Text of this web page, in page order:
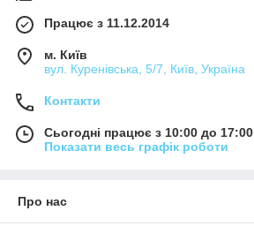
Працює з 11.12.2014
м. Київ
вул. Куренівська, 5/7, Київ, Україна
Контакти
Сьогодні працює з 10:00 до 17:00
Показати весь графік роботи
Про нас